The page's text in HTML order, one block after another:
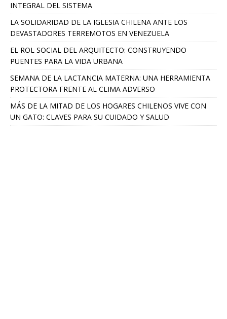
INTEGRAL DEL SISTEMA
LA SOLIDARIDAD DE LA IGLESIA CHILENA ANTE LOS
DEVASTADORES TERREMOTOS EN VENEZUELA
EL ROL SOCIAL DEL ARQUITECTO: CONSTRUYENDO
PUENTES PARA LA VIDA URBANA
SEMANA DE LA LACTANCIA MATERNA: UNA HERRAMIENTA
PROTECTORA FRENTE AL CLIMA ADVERSO
MÁS DE LA MITAD DE LOS HOGARES CHILENOS VIVE CON
UN GATO: CLAVES PARA SU CUIDADO Y SALUD